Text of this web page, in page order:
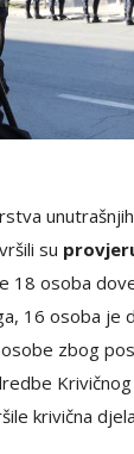
su
18 osoba
16 osoba je
zbog
krivična